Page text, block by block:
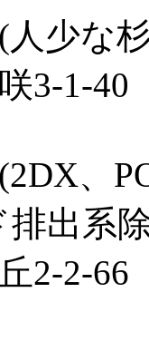
少な
3-1-40
、
出系
2-2-66